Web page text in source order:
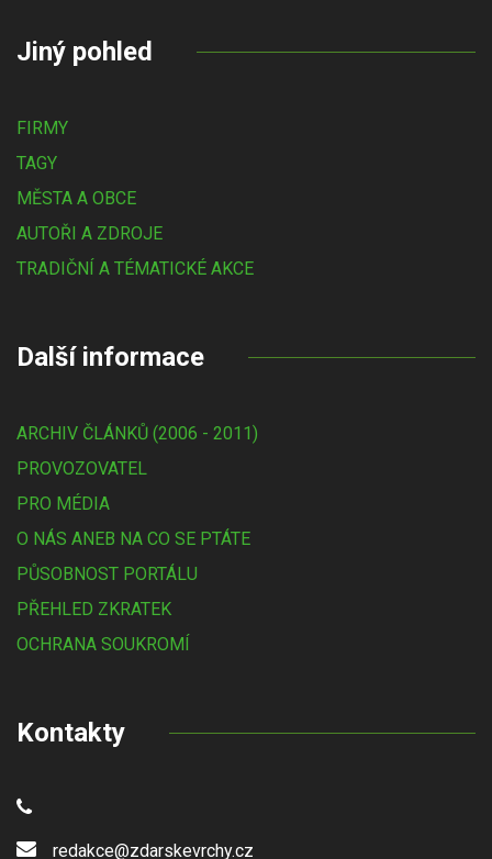
Jiný pohled
FIRMY
TAGY
MĚSTA A OBCE
AUTOŘI A ZDROJE
TRADIČNÍ A TÉMATICKÉ AKCE
Další informace
ARCHIV ČLÁNKŮ (2006 - 2011)
PROVOZOVATEL
PRO MÉDIA
O NÁS ANEB NA CO SE PTÁTE
PŮSOBNOST PORTÁLU
PŘEHLED ZKRATEK
OCHRANA SOUKROMÍ
Kontakty
redakce@zdarskevrchy.cz